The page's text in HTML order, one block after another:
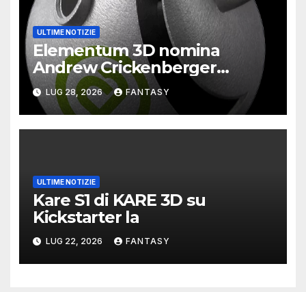
ULTIME NOTIZIE
Elementum 3D nomina
Andrew Crickenberger
amministratore delegato e
ridefinisce la struttura di
vertice
LUG 28, 2026 FANTASY
ULTIME NOTIZIE
Kare S1 di KARE 3D su
Kickstarter la
LUG 22, 2026 FANTASY